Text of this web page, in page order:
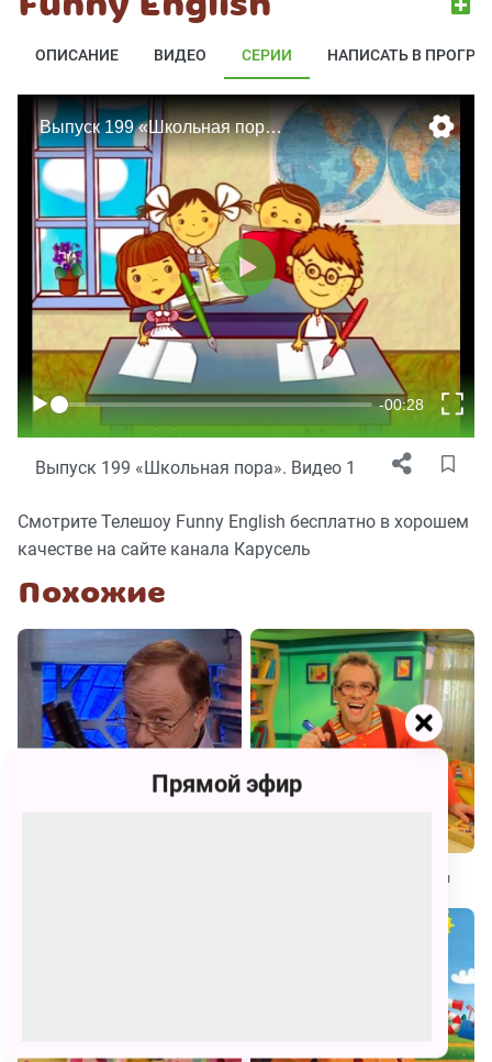
ОПИСАНИЕ ВИДЕО СЕРИИ НАПИСАТЬ В
Выпуск 199 «Школьная пора». Видео 1
Смотрите Телешоу Funny English бесплатно в хорошем
качестве на сайте канала Карусель
Похожие
Бериляка учится читать. Буквы
Прямой эфир